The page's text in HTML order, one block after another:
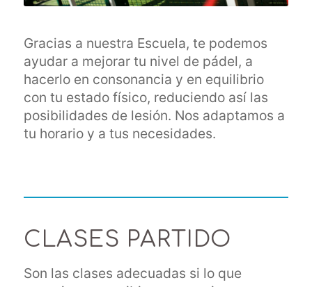
Gracias a nuestra Escuela, te podemos
ayudar a mejorar tu nivel de pádel, a
hacerlo en consonancia y en equilibrio
con tu estado físico, reduciendo así las
posibilidades de lesión. Nos adaptamos a
tu horario y a tus necesidades.
CLASES PARTIDO
Son las clases adecuadas si lo que